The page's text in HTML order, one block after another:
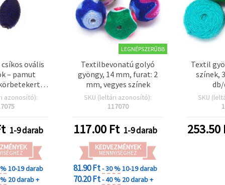
ovális
– pamut
4 mm furat,
azonosító):
1-9 darab
10-19 darab
20 darab +
LEGNÉPSZERŰBB
Textilbevonatú golyó
gyöngy, 14 mm, furat: 2
mm, vegyes színek
SKU (leltári azonosító):
117070
117.00 Ft 1-9 darab
KEDVEZMÉNYEK
MENNYISÉGHEZ
81.90 Ft- 30 %10-19 darab
70.20 Ft- 40 % 20 darab +
Textil
színek,
SKU
253.50